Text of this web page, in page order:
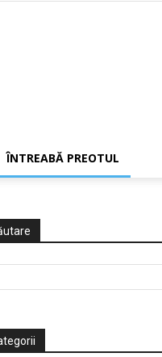
ÎNTREABĂ PREOTUL